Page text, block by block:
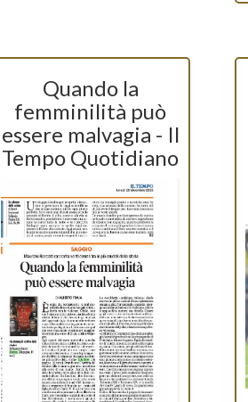
Quando la
femminilità può
essere malvagia - Il
Tempo Quotidiano